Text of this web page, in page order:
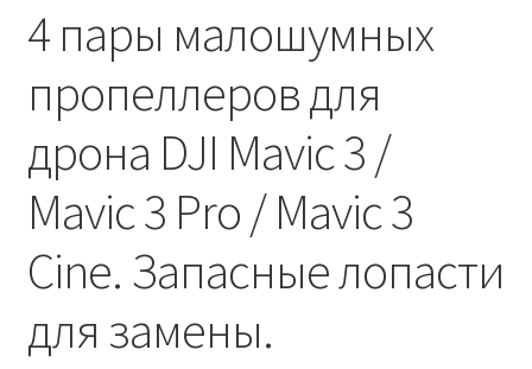
Монтаж промышленных и полупромышленных
Монтаж систем ВРВ
Мульти-сплит-системы и другие сложные решения
Поставка вентиляционного оборудования,
кондиционеров по оптовым ценам, ниже рыночных
Продажа кондиционеров
4 пары малошумных
пропеллеров для
дрона DJI Mavic 3 /
Mavic 3 Pro / Mavic 3
Cine. Запасные лопасти
для замены.